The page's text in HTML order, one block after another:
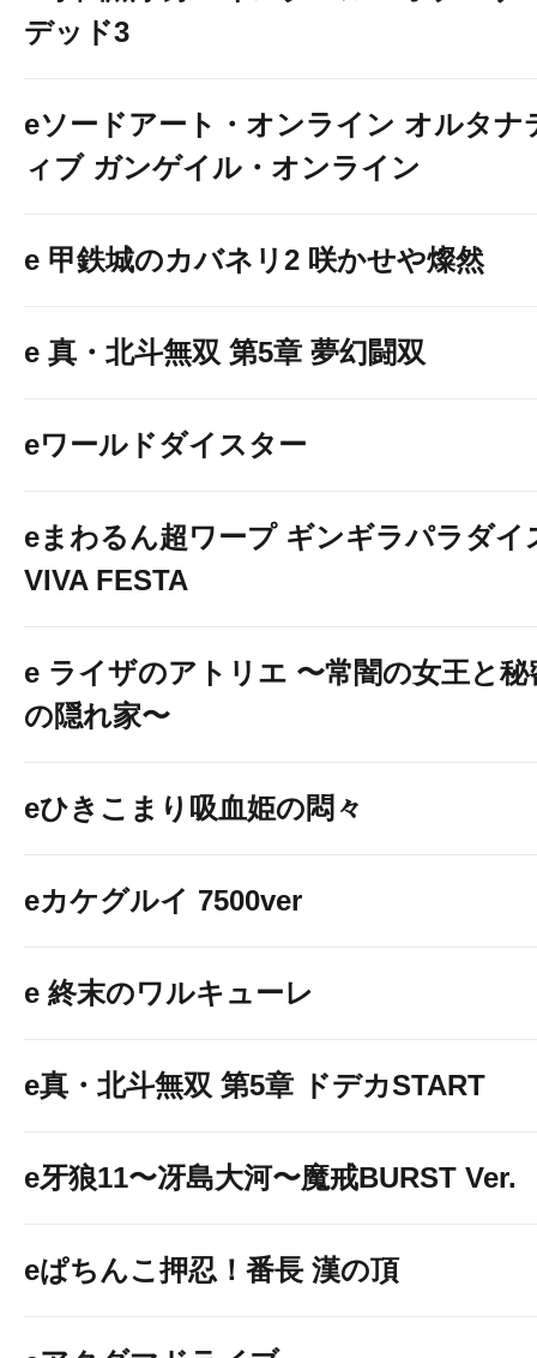
デッド3
eソードアート・オンライン オルタナ
ィブ ガンゲイル・オンライン
e 甲鉄城のカバネリ2 咲かせや燦然
e 真・北斗無双 第5章 夢幻闘双
eワールドダイスター
eまわるん超ワープ ギンギラパラダイ
VIVA FESTA
e ライザのアトリエ 〜常闇の女王と秘
の隠れ家〜
eひきこまり吸血姫の悶々
eカケグルイ 7500ver
e 終末のワルキューレ
e真・北斗無双 第5章 ドデカSTART
e牙狼11〜冴島大河〜魔戒BURST Ver.
eぱちんこ押忍！番長 漢の頂